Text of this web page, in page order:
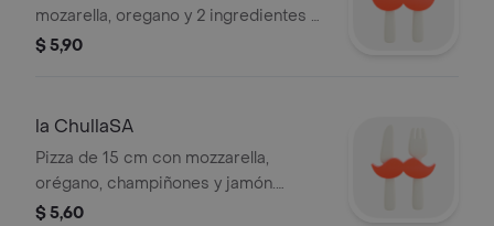
mozarella, oregano y 2 ingredientes a
elección.
$ 5,90
la ChullaSA
Pizza de 15 cm con mozzarella,
orégano, champiñones y jamón.
Ingredientes adicionales a elección.
$ 5,60